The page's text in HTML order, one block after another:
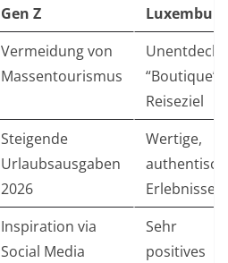
Gen Z
Luxemburg
Vermeidung von
Massentourismus
“Boutique”-
Reiseziel
Steigende
Urlaubsausgaben
2026
Wertige,
Erlebnisse
Inspiration via
Social Media
Sehr
positives